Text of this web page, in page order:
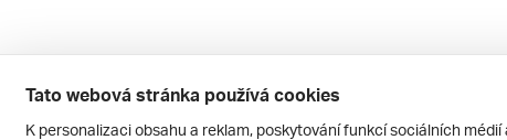
Tato webová stránka používá cookies
K personalizaci obsahu a reklam, poskytování funkcí sociálních